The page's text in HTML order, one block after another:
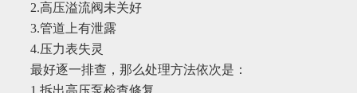
2.高压溢流阀未关好
3.管道上有泄露
4.压力表失灵
最好逐一排查，那么处理方法依次是：
1.拆出高压泵检查修复